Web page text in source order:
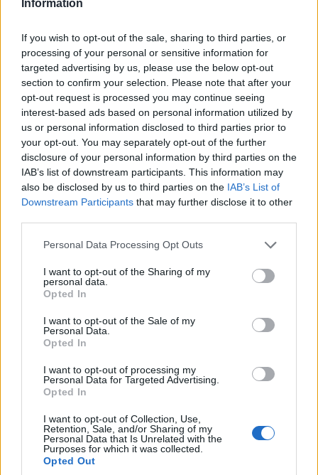
Information
If you wish to opt-out of the sale, sharing to third parties, or
processing of your personal or sensitive information for
targeted advertising by us, please use the below opt-out
section to confirm your selection. Please note that after your
opt-out request is processed you may continue seeing
interest-based ads based on personal information utilized by
us or personal information disclosed to third parties prior to
your opt-out. You may separately opt-out of the further
disclosure of your personal information by third parties on the
IAB’s list of downstream participants. This information may
also be disclosed by us to third parties on the IAB’s List of
Downstream Participants that may further disclose it to other
Please note that this website/app uses one or more Google
not limited to your visit or usage behaviour. You may click to
grant or deny consent to Google and its third-party tags to
use your data for below specified purposes in below Google
consent section.
Personal Data Processing Opt Outs
I want to opt-out of the Sharing of my
personal data.
Opted In
I want to opt-out of the Sale of my
Personal Data.
Opted In
I want to opt-out of processing my
Personal Data for Targeted Advertising.
Opted In
I want to opt-out of Collection, Use,
Retention, Sale, and/or Sharing of my
Personal Data that Is Unrelated with the
Purposes for which it was collected.
Opted Out